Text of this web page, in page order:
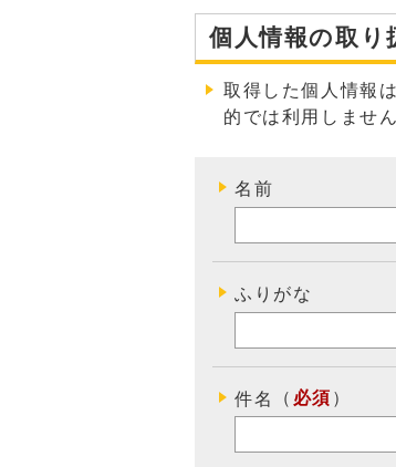
個人情報の取り
取得した個人情報
的では利用しません
名前
ふりがな
件名 （ 必須 ）